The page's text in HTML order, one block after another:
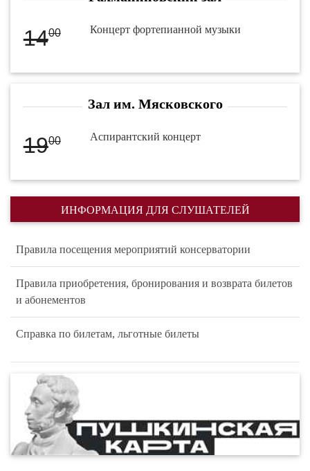
1400 Концерт фортепианной музыки
Зал им. Мясковского
1900 Аспирантский концерт
ИНФОРМАЦИЯ ДЛЯ СЛУШАТЕЛЕЙ
Правила посещения мероприятий консерватории
Правила приобретения, бронирования и возврата билетов
и абонементов
Справка по билетам, льготные билеты